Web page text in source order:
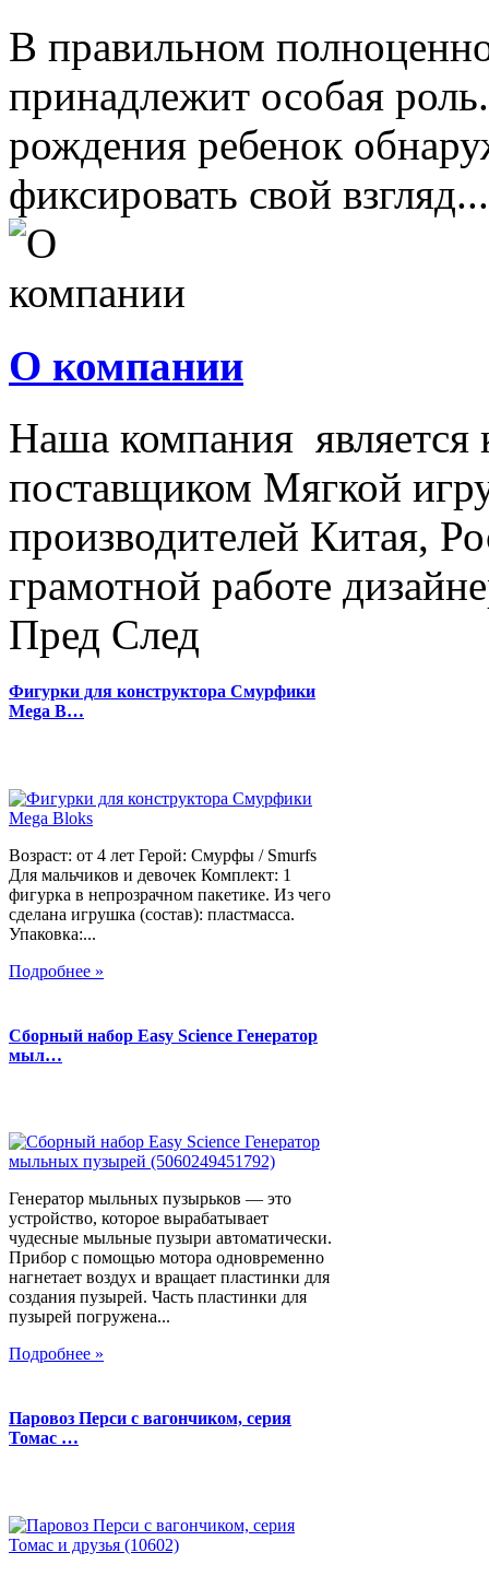
В правильном
принадлежит особая
рождения ребенок
фиксировать свой взгляд...
О компании
Наша компания
поставщиком Мягкой
производителей Китая,
грамотной работе
Пред След
Фигурки для конструктора Смурфики
Mega B…
Возраст: от 4 лет Герой: Смурфы / Smurfs
Для мальчиков и девочек Комплект: 1
фигурка в непрозрачном пакетике. Из чего
сделана игрушка (состав): пластмасса.
Упаковка:...
Подробнее »
Сборный набор Easy Science Генератор
мыл…
Генератор мыльных пузырьков — это
устройство, которое вырабатывает
чудесные мыльные пузыри автоматически.
Прибор с помощью мотора одновременно
нагнетает воздух и вращает пластинки для
создания пузырей. Часть пластинки для
пузырей погружена...
Подробнее »
Паровоз Перси с вагончиком, серия
Томас …